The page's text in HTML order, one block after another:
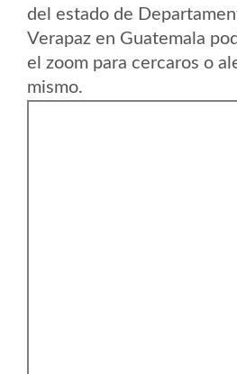
del estado de
Verapaz en Guatemala
el zoom para cercaros o
mismo.